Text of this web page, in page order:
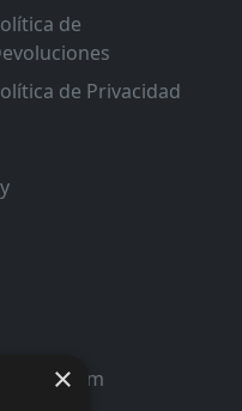
de
de Privacidad
×